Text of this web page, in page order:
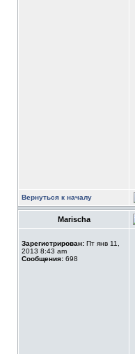
Вернуться к началу
Marischa
Зарегистрирован: Пт янв 11,
2013 8:43 am
Сообщения: 698